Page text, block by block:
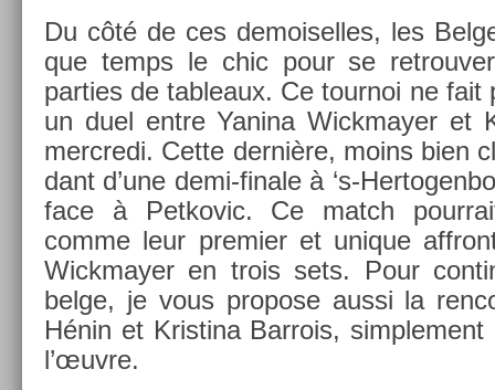
Du côté de ces de­moisel­les, les
que temps le chic pour se
part­ies de tab­leaux. Ce tour­noi ne fait
un duel entre Yanina Wickmay­er et
mercredi. Cette dernière, moins bien
dant d’une demi-finale à ‘s-
face à Pet­kovic. Ce match
comme leur pre­mi­er et uni­que
Wickmay­er en trois sets. Pour
belge, je vous pro­pose aussi la
Hénin et Kris­tina Bar­rois,
l’œuvre.